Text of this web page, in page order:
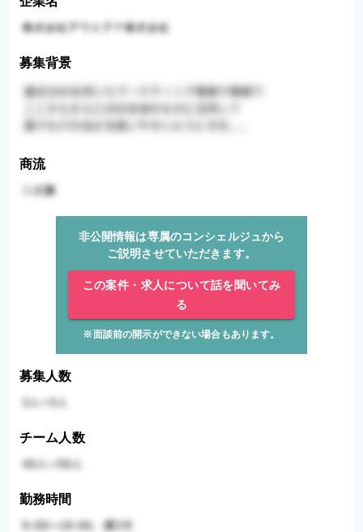
募集背景
商流
非公開情報は専属のコンシェルジュから
ご説明させていただきます。
この案件・求人について話を聞いてみ
る
※面談前の開示ができない場合もあります。
募集人数
チーム人数
勤務時間